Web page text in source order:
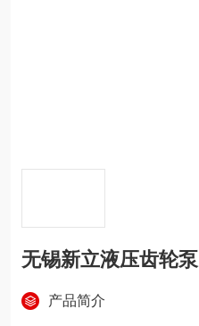
无锡新立液压齿轮泵
产品简介